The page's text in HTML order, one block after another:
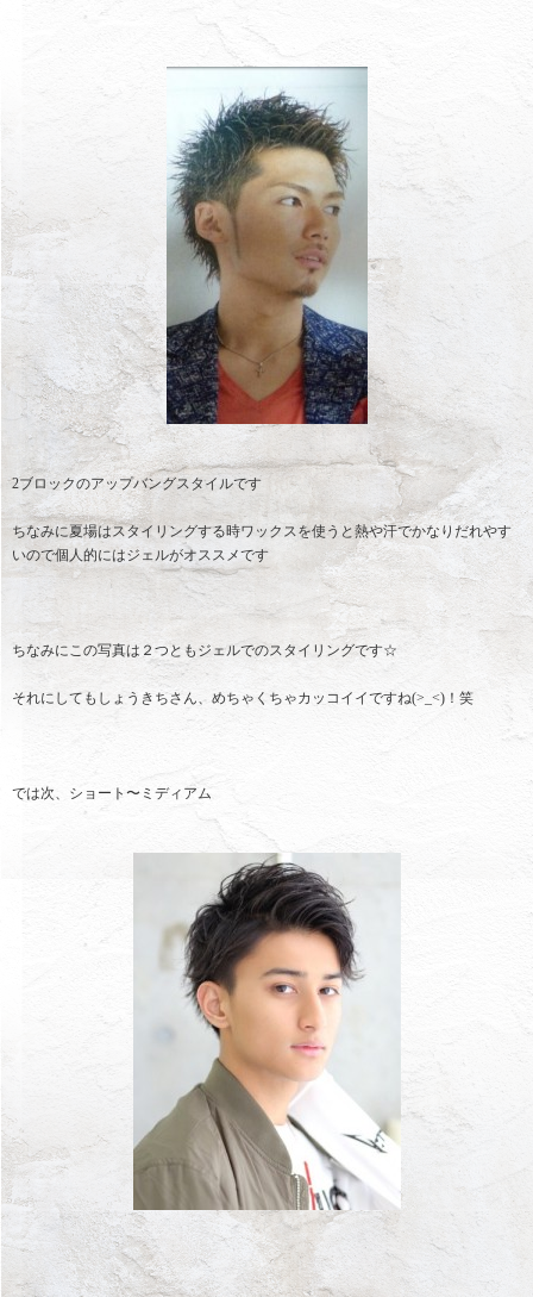
2ブロックのアップバングスタイルです
ちなみに夏場はスタイリングする時ワックスを使うと熱や汗でかなりだれやす
いので個人的にはジェルがオススメです
ちなみにこの写真は２つともジェルでのスタイリングです☆
それにしてもしょうきちさん、めちゃくちゃカッコイイですね(>_<)！笑
では次、ショート〜ミディアム